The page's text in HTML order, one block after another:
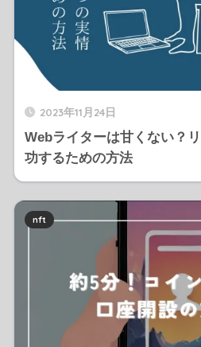
2023年11月24日
Webライターは甘くない？
功するための方法
nft